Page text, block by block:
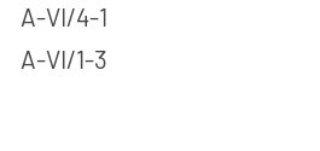
A-VI/4-1
A-VI/1-3